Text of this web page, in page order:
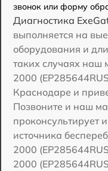
звонок или форму
Диагностика
выполняется на
оборудования и
таких случаях наш
2000
Краснодаре и
Позвоните и наш
проконсультирует
источника
2000
2000